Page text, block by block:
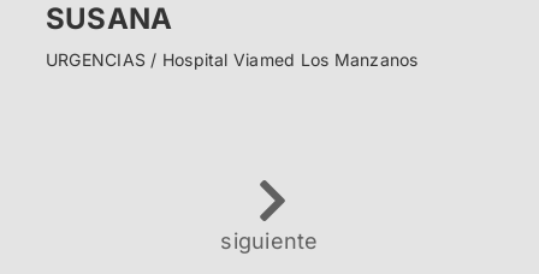
SUSANA
URGENCIAS / Hospital Viamed Los Manzanos
siguiente